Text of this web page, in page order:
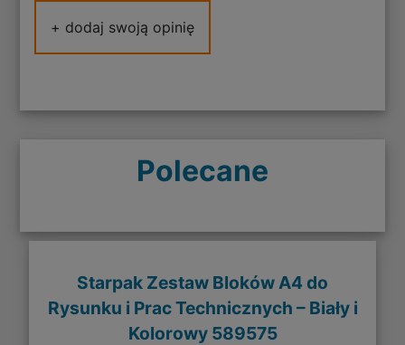
+ dodaj swoją opinię
Polecane
Starpak Zestaw Bloków A4 do
Rysunku i Prac Technicznych – Biały i
Kolorowy 589575